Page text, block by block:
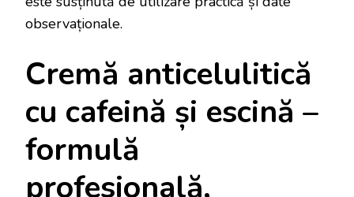
observaționale.
Cremă anticelulitică
cu cafeină și escină –
formulă
profesională,